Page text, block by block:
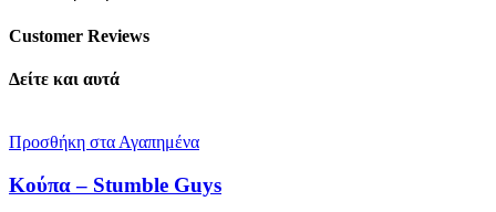
Customer Reviews
Δείτε και αυτά
Προσθήκη στα Αγαπημένα
Κούπα – Stumble Guys